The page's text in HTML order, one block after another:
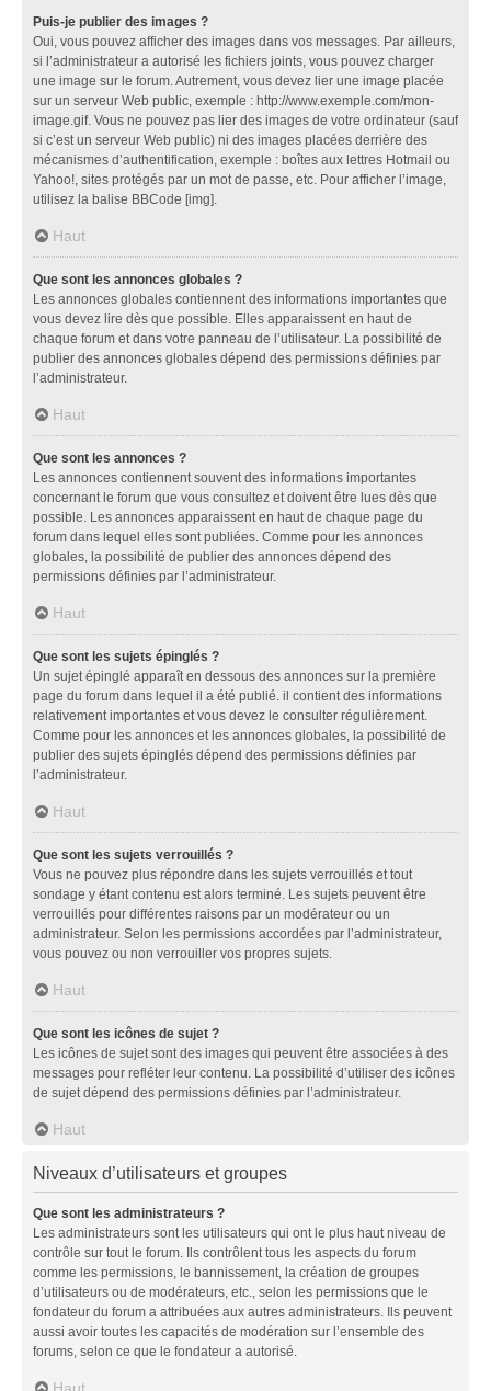
Puis-je publier des images ?
Oui, vous pouvez afficher des images dans vos messages. Par ailleurs,
si l’administrateur a autorisé les fichiers joints, vous pouvez charger
une image sur le forum. Autrement, vous devez lier une image placée
sur un serveur Web public, exemple : http://www.exemple.com/mon-
image.gif. Vous ne pouvez pas lier des images de votre ordinateur (sauf
si c’est un serveur Web public) ni des images placées derrière des
mécanismes d’authentification, exemple : boîtes aux lettres Hotmail ou
Yahoo!, sites protégés par un mot de passe, etc. Pour afficher l’image,
utilisez la balise BBCode [img].
Haut
Que sont les annonces globales ?
Les annonces globales contiennent des informations importantes que
vous devez lire dès que possible. Elles apparaissent en haut de
chaque forum et dans votre panneau de l’utilisateur. La possibilité de
publier des annonces globales dépend des permissions définies par
l’administrateur.
Haut
Que sont les annonces ?
Les annonces contiennent souvent des informations importantes
concernant le forum que vous consultez et doivent être lues dès que
possible. Les annonces apparaissent en haut de chaque page du
forum dans lequel elles sont publiées. Comme pour les annonces
globales, la possibilité de publier des annonces dépend des
permissions définies par l’administrateur.
Haut
Que sont les sujets épinglés ?
Un sujet épinglé apparaît en dessous des annonces sur la première
page du forum dans lequel il a été publié. il contient des informations
relativement importantes et vous devez le consulter régulièrement.
Comme pour les annonces et les annonces globales, la possibilité de
publier des sujets épinglés dépend des permissions définies par
l’administrateur.
Haut
Que sont les sujets verrouillés ?
Vous ne pouvez plus répondre dans les sujets verrouillés et tout
sondage y étant contenu est alors terminé. Les sujets peuvent être
verrouillés pour différentes raisons par un modérateur ou un
administrateur. Selon les permissions accordées par l’administrateur,
vous pouvez ou non verrouiller vos propres sujets.
Haut
Que sont les icônes de sujet ?
Les icônes de sujet sont des images qui peuvent être associées à des
messages pour refléter leur contenu. La possibilité d’utiliser des icônes
de sujet dépend des permissions définies par l’administrateur.
Haut
Niveaux d’utilisateurs et groupes
Que sont les administrateurs ?
Les administrateurs sont les utilisateurs qui ont le plus haut niveau de
contrôle sur tout le forum. Ils contrôlent tous les aspects du forum
comme les permissions, le bannissement, la création de groupes
d’utilisateurs ou de modérateurs, etc., selon les permissions que le
fondateur du forum a attribuées aux autres administrateurs. Ils peuvent
aussi avoir toutes les capacités de modération sur l’ensemble des
forums, selon ce que le fondateur a autorisé.